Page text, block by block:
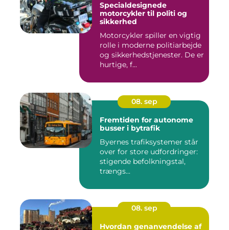
Specialdesignede
motorcykler til politi og
sikkerhed
Motorcykler spiller en vigtig
rolle i moderne politiarbejde
og sikkerhedstjenester. De er
hurtige, f...
08. sep
Fremtiden for autonome
busser i bytrafik
Byernes trafiksystemer står
over for store udfordringer:
stigende befolkningstal,
trængs...
08. sep
Hvordan genanvendelse af